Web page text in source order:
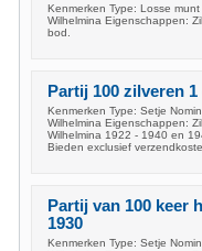
Kenmerken Type: Losse
Wilhelmina Eigenschappen:
bod.
Partij 100 zilveren
Kenmerken Type: Setje
Wilhelmina Eigenschappen:
Wilhelmina 1922 - 1940 en
Bieden exclusief
Partij van 100 keer
1930
Kenmerken Type: Setje